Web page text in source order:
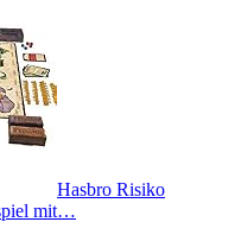
Hasbro Risiko
mit…